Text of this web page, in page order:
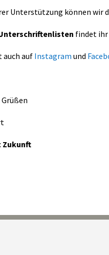
Unterstützung können wir
findet ihr
auch auf Instagram und
Zukunft